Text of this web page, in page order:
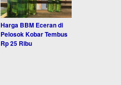
Harga BBM Eceran di
Pelosok Kobar Tembus
Rp 25 Ribu